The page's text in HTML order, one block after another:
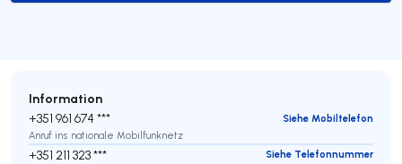
Information
+351 961 674 ***
Siehe Mobiltelefon
Anruf ins nationale Mobilfunknetz
+351 211 323 ***
Siehe Telefonnummer